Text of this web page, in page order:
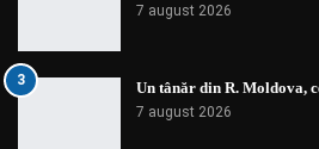
7 august 2026
3 Un tânăr din R. Moldova,
7 august 2026